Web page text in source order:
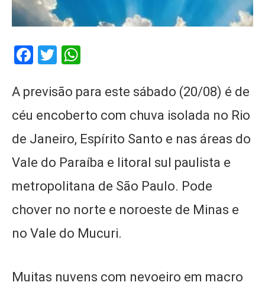
Facebook
Twitter
A previsão para este sábado (20/08) é de
céu encoberto com chuva isolada no Rio
de Janeiro, Espírito Santo e nas áreas do
Vale do Paraíba e litoral sul paulista e
metropolitana de São Paulo. Pode
chover no norte e noroeste de Minas e
no Vale do Mucuri.
Muitas nuvens com nevoeiro em macro